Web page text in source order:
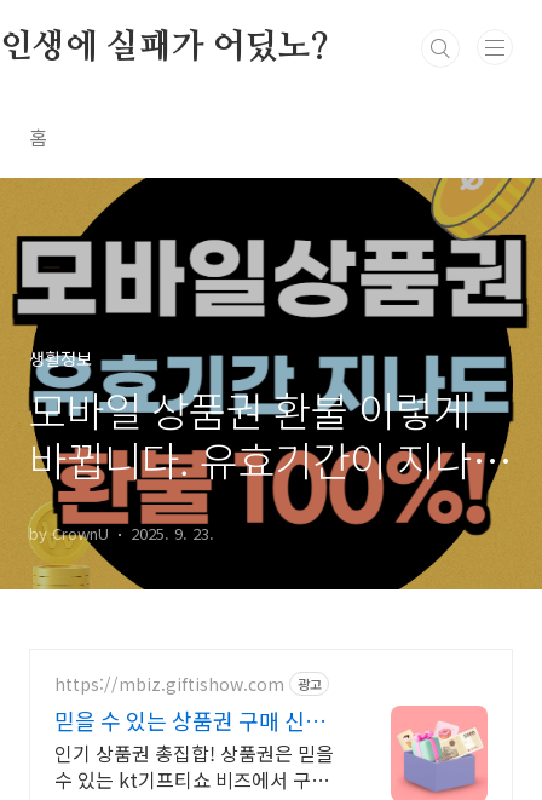
인생에 실패가 어딨노?
홈
생활정보
모바일 상품권 환불 이렇게
바뀝니다. 유효기간이 지나도
100% 환불 가능
by CrownU 2025. 9. 23.
https://mbiz.giftishow.com 광고
믿을 수 있는 상품권 구매 신규
고객 100% 상품혜택!
인기 상품권 총집합! 상품권은 믿을
수 있는 kt기프티쇼 비즈에서 구매